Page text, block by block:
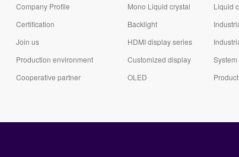
Company Profile
Certification
Join us
Production environment
Cooperative partner
Mono Liquid crystal
display (LCD)
Liquid
Backlight
series
HDMI display series
Customized display
series
Board
OLED